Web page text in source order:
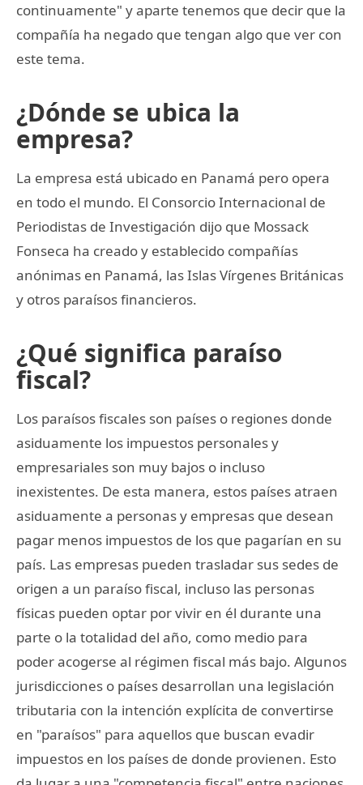
continuamente" y aparte tenemos que decir que la
compañía ha negado que tengan algo que ver con
este tema.
¿Dónde se ubica la
empresa?
La empresa está ubicado en Panamá pero opera
en todo el mundo. El Consorcio Internacional de
Periodistas de Investigación dijo que Mossack
Fonseca ha creado y establecido compañías
anónimas en Panamá, las Islas Vírgenes Británicas
y otros paraísos financieros.
¿Qué significa paraíso
fiscal?
Los paraísos fiscales son países o regiones donde
asiduamente los impuestos personales y
empresariales son muy bajos o incluso
inexistentes. De esta manera, estos países atraen
asiduamente a personas y empresas que desean
pagar menos impuestos de los que pagarían en su
país. Las empresas pueden trasladar sus sedes de
origen a un paraíso fiscal, incluso las personas
físicas pueden optar por vivir en él durante una
parte o la totalidad del año, como medio para
poder acogerse al régimen fiscal más bajo. Algunos
jurisdicciones o países desarrollan una legislación
tributaria con la intención explícita de convertirse
en "paraísos" para aquellos que buscan evadir
impuestos en los países de donde provienen. Esto